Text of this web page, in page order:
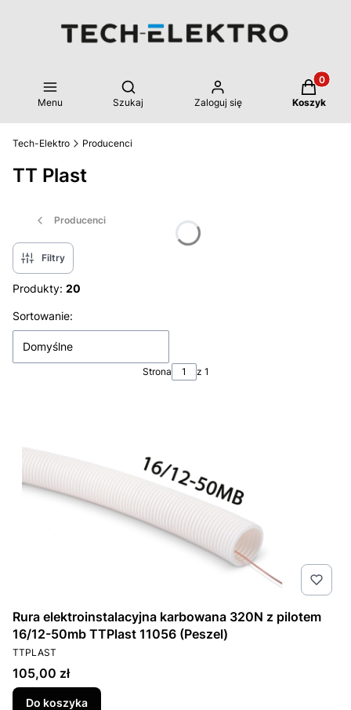
Menu
Otwórz wyszukiwarkę
Szukaj Zaloguj się Koszyk
Tech-Elektro Producenci
TT Plast
Producenci
Filtry
Produkty: 20
Lista produktów
Sortowanie:
Domyślne
Strona z 1
Rura elektroinstalacyjna karbowana 320N z pilotem
16/12-50mb TTPlast 11056 (Peszel)
PRODUCENT
TTPLAST
Cena
105,00 zł
Do koszyka